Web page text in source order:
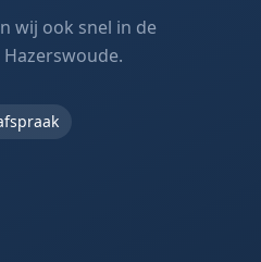
wij ook snel in de